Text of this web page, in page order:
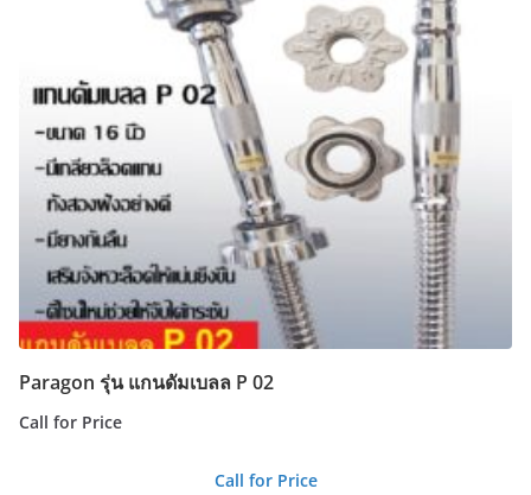
Paragon รุ่น แกนดัมเบลล P 02
Call for Price
Call for Price